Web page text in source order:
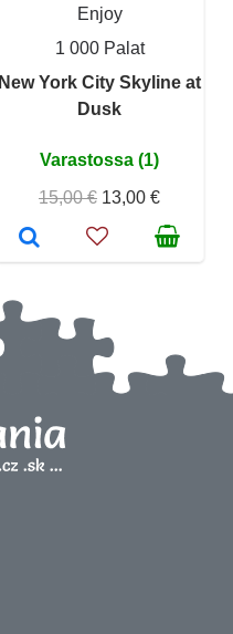
Enjoy
1 000 Palat
New York City Skyline at
Dusk
Varastossa (1)
15,00 € 13,00 €